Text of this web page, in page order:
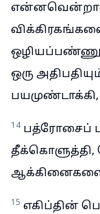
ஒரு
பயமுண்டாக்கி,
14 பத்ரோசைப்
15 எகிப்தின்